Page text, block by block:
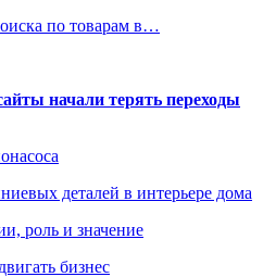
по товарам в…
начали терять переходы
деталей в интерьере дома
роль и значение
бизнес